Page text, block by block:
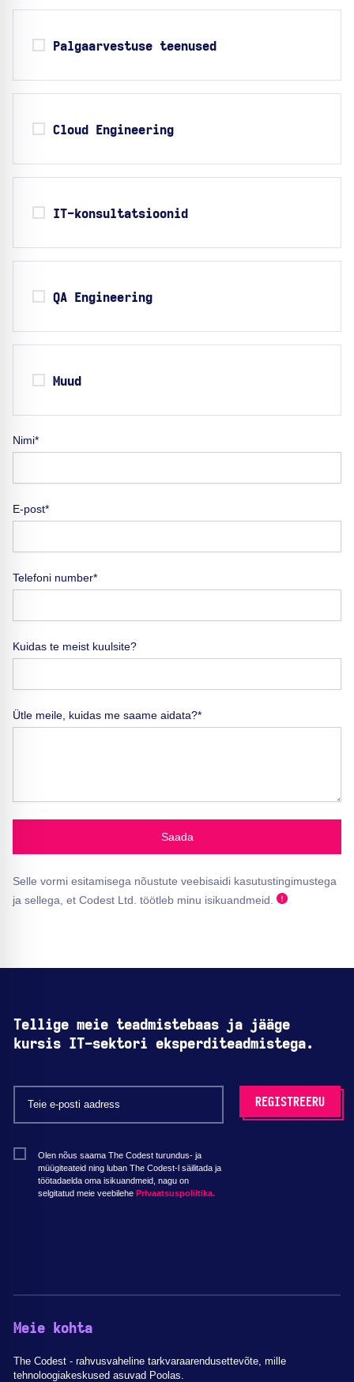
Palgaarvestuse teenused
Cloud Engineering
IT-konsultatsioonid
QA Engineering
Muud
Nimi*
E-post*
Telefoni number*
Kuidas te meist kuulsite?
Ütle meile, kuidas me saame aidata?*
Saada
Selle vormi esitamisega nõustute veebisaidi kasutustingimustega
ja sellega, et Codest Ltd. töötleb minu isikuandmeid.
Tellige meie teadmistebaas ja jääge
kursis IT-sektori eksperditeadmistega.
Olen nõus saama The Codest turundus- ja
müügiteateid ning luban The Codest-l säilitada ja
töötadaelda oma isikuandmeid, nagu on
selgitatud meie veebilehe Privaatsuspoliitika.
Meie kohta
The Codest - rahvusvaheline tarkvaraarendusettevõte, mille
tehnoloogiakeskused asuvad Poolas.